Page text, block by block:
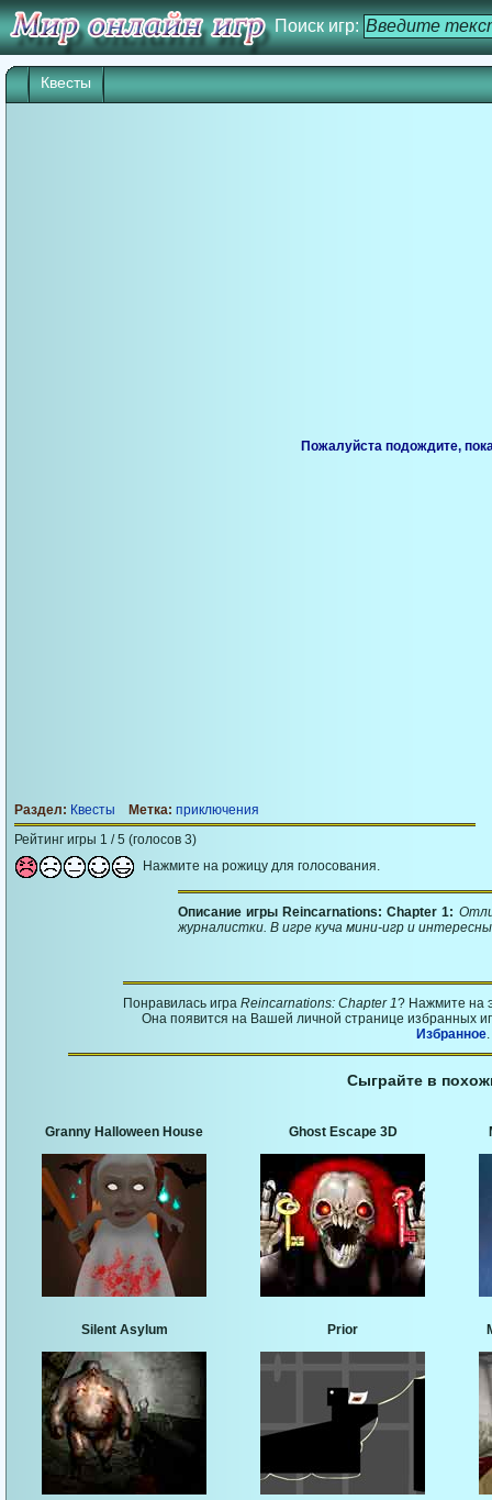
Поиск игр:
Квесты
Пожалуйста подождите,
Раздел: Квесты Метка: приключения
Рейтинг игры 1 / 5 (голосов 3)
Нажмите на рожицу для голосования.
Описание игры Reincarnations: Chapter 1:
журналистки. В игре куча мини-игр и
Понравилась игра Reincarnations: Chapter 1? Нажмите на
Она появится на Вашей личной странице избранных
Избранное.
Сыграйте в
Granny Halloween House Ghost Escape 3D
Silent Asylum Prior